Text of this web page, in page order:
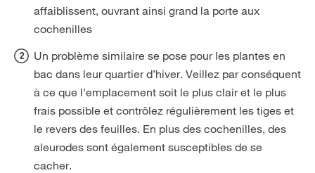
affaiblissent, ouvrant ainsi grand la porte aux
cochenilles
Un problème similaire se pose pour les plantes en
bac dans leur quartier d’hiver. Veillez par conséquent
à ce que l'emplacement soit le plus clair et le plus
frais possible et contrôlez régulièrement les tiges et
le revers des feuilles. En plus des cochenilles, des
aleurodes sont également susceptibles de se
cacher.